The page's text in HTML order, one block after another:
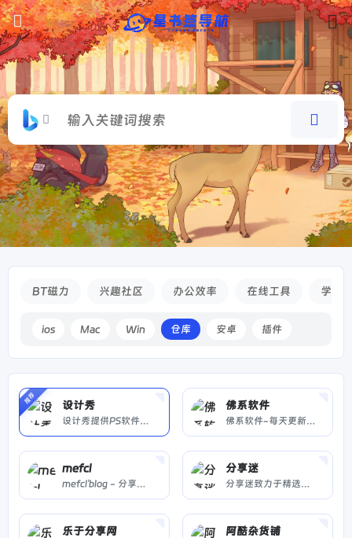
BT磁力 兴趣社区 办公效率 在线工具 学习
ios Mac Win 仓库 安卓 插件
推荐 设计秀
设计秀提供PS软件免费版、PR插件及Adobe全家桶软件下载，涵盖Mac与Windows平台，支持高速下载与免登录网盘分享，是设计师常用工具站。
佛系软件
佛系软件-每天更新大量精品应用软件
mefcl
mefcl'blog - 分享纯净好资源
分享迷
分享迷致力于精选优质TV大屏软件、技术教程、电视资讯等内容，并关注电脑、手机等平台，推荐各类互联网好玩的事物！
乐于分享网 阿酷杂货铺